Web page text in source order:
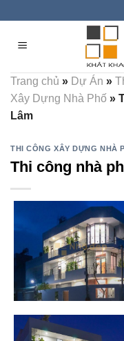
content
Trang chủ » Dự Án »
Xây Dựng Nhà Phố »
Lâm
THI CÔNG XÂY DỰNG NHÀ
Thi công nhà